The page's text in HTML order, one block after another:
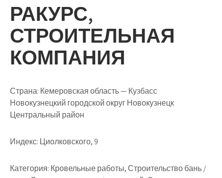
РАКУРС,
СТРОИТЕЛЬНАЯ
КОМПАНИЯ
Страна: Кемеровская область — Кузбасс
Новокузнецкий городской округ Новокузнецк
Центральный район
Индекс: Циолковского, 9
Категория: Кровельные работы, Строительство бань /